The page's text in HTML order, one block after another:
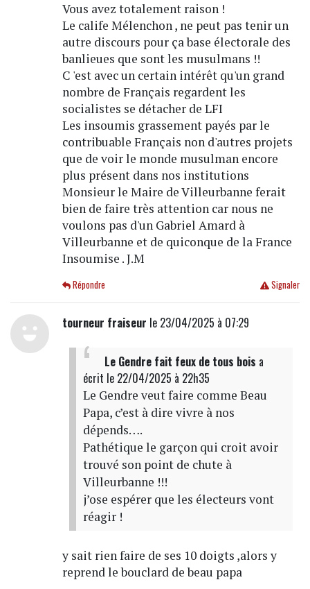
Vous avez totalement raison !
Le calife Mélenchon , ne peut pas tenir un
autre discours pour ça base électorale des
banlieues que sont les musulmans !!
C 'est avec un certain intérêt qu'un grand
nombre de Français regardent les
socialistes se détacher de LFI
Les insoumis grassement payés par le
contribuable Français non d'autres projets
que de voir le monde musulman encore
plus présent dans nos institutions
Monsieur le Maire de Villeurbanne ferait
bien de faire très attention car nous ne
voulons pas d'un Gabriel Amard à
Villeurbanne et de quiconque de la France
Insoumise . J.M
Signaler
Répondre
tourneur fraiseur le 23/04/2025 à 07:29
Le Gendre fait feux de tous bois a
écrit le 22/04/2025 à 22h35
Le Gendre veut faire comme Beau
Papa, c’est à dire vivre à nos
dépends….
Pathétique le garçon qui croit avoir
trouvé son point de chute à
Villeurbanne !!!
j’ose espérer que les électeurs vont
réagir !
y sait rien faire de ses 10 doigts ,alors y
reprend le bouclard de beau papa